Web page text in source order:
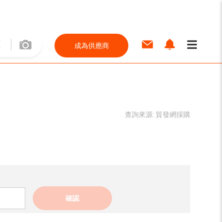
成為供應商
查詢來源: 貿發網採購
確認